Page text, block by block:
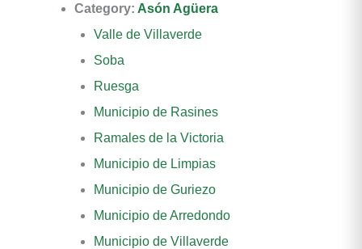
Category: Asón Agüera
Valle de Villaverde
Soba
Ruesga
Municipio de Rasines
Ramales de la Victoria
Municipio de Limpias
Municipio de Guriezo
Municipio de Arredondo
Municipio de Villaverde